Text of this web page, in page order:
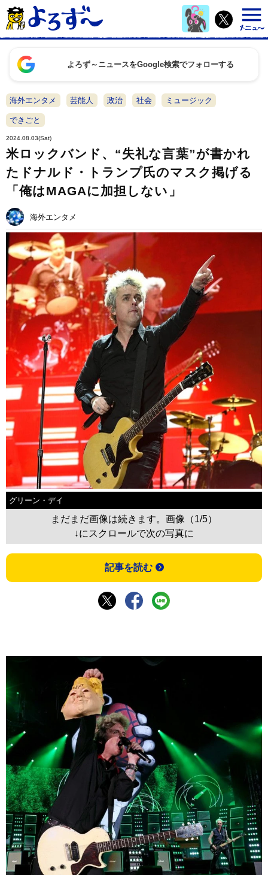
よろず～ニュースをGoogle検索でフォローする
海外エンタメ 芸能人 政治 社会 ミュージック
できごと
2024.08.03(Sat)
米ロックバンド、“失礼な言葉”が書かれ
たドナルド・トランプ氏のマスク掲げる
「俺はMAGAに加担しない」
海外エンタメ
グリーン・デイ
まだまだ画像は続きます。画像（1/5）
↓にスクロールで次の写真に
記事を読む